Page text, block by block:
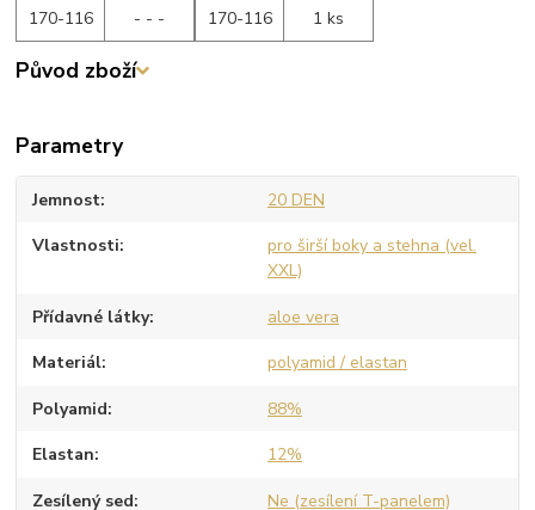
170-116
- - -
170-116
1 ks
Původ zboží
Parametry
Jemnost 20 DEN
Vlastnosti
pro širší boky a stehna (vel.
XXL)
Přídavné látky aloe vera
Materiál polyamid / elastan
Polyamid 88%
Elastan 12%
Zesílený sed Ne (zesílení T-panelem)